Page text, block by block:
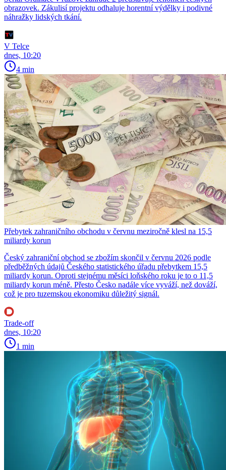
obrazovek. Zákulisí projektu odhaluje horentní výdělky i podivné
náhražky lidských tkání.
V Telce
dnes, 10:20
4 min
Přebytek zahraničního obchodu v červnu meziročně klesl na 15,5
miliardy korun
Český zahraniční obchod se zbožím skončil v červnu 2026 podle
předběžných údajů Českého statistického úřadu přebytkem 15,5
miliardy korun. Oproti stejnému měsíci loňského roku je to o 11,5
miliardy korun méně. Přesto Česko nadále více vyváží, než dováží,
což je pro tuzemskou ekonomiku důležitý signál.
Trade-off
dnes, 10:20
1 min